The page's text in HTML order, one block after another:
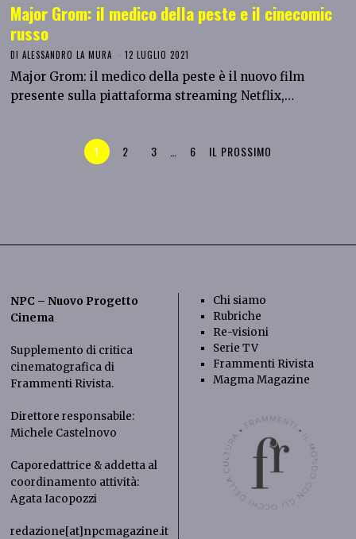
Major Grom: il medico della peste e il cinecomic
russo
DIALESSANDRO LA MURA 12 LUGLIO 2021
Major Grom: il medico della peste è il nuovo film
presente sulla piattaforma streaming Netflix,…
1 2 3 6 IL PROSSIMO
NPC – Nuovo Progetto
Cinema
Supplemento di critica
cinematografica di
Frammenti Rivista.
Direttore responsabile:
Michele Castelnovo
Caporedattrice & addetta al
coordinamento attività:
Agata Iacopozzi
redazione[at]npcmagazine.it
Chi siamo
Rubriche
Re-visioni
Serie TV
Frammenti Rivista
Magma Magazine